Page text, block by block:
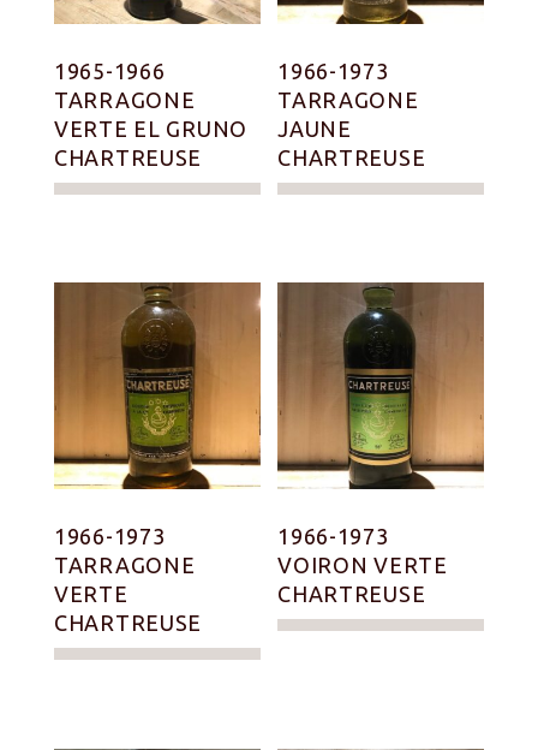
1965-1966
TARRAGONE
VERTE EL GRUNO
CHARTREUSE
1966-1973
TARRAGONE
JAUNE
CHARTREUSE
1966-1973
TARRAGONE
VERTE
CHARTREUSE
1966-1973
VOIRON VERTE
CHARTREUSE